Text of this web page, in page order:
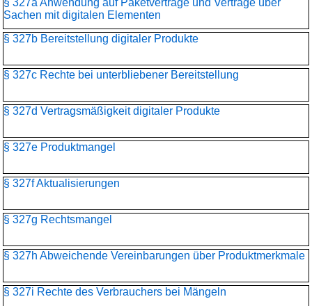
§ 327a Anwendung auf Paketverträge und Verträge über
Sachen mit digitalen Elementen
§ 327b Bereitstellung digitaler Produkte
§ 327c Rechte bei unterbliebener Bereitstellung
§ 327d Vertragsmäßigkeit digitaler Produkte
§ 327e Produktmangel
§ 327f Aktualisierungen
§ 327g Rechtsmangel
§ 327h Abweichende Vereinbarungen über Produktmerkmale
§ 327i Rechte des Verbrauchers bei Mängeln